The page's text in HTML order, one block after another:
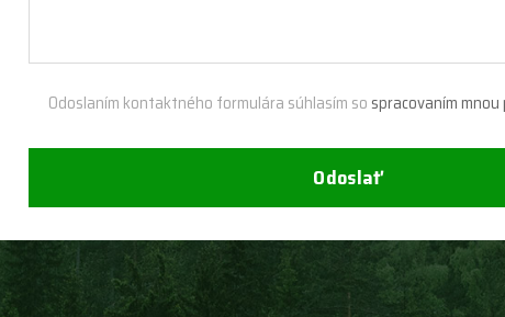
Odoslaním kontaktného formulára súhlasím so spracovaním
Odoslať